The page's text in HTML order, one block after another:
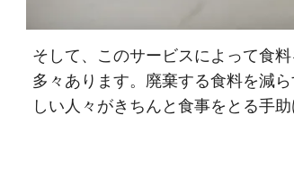
そして、このサービスによって食
多々あります。廃棄する食料を減
しい人々がきちんと食事をとる手助